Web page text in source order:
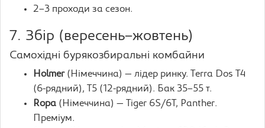
2–3 проходи за сезон.
7. Збір (вересень–жовтень)
Самохідні бурякозбиральні комбайни
Holmer(Німеччина) — лідер ринку. Terra Dos T4
(6-рядний), T5 (12-рядний). Бак 35–55 т.
Ropa (Німеччина) — Tiger 6S/6T, Panther.
Преміум.